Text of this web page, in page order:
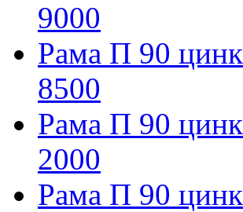
9000
Рама П 90 цинк
8500
Рама П 90 цинк
2000
Рама П 90 цинк